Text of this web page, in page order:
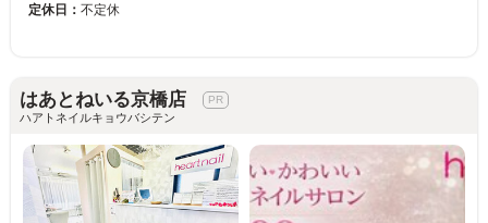
定休日： 不定休
はあとねいる京橋店
ハアトネイルキョウバシテン